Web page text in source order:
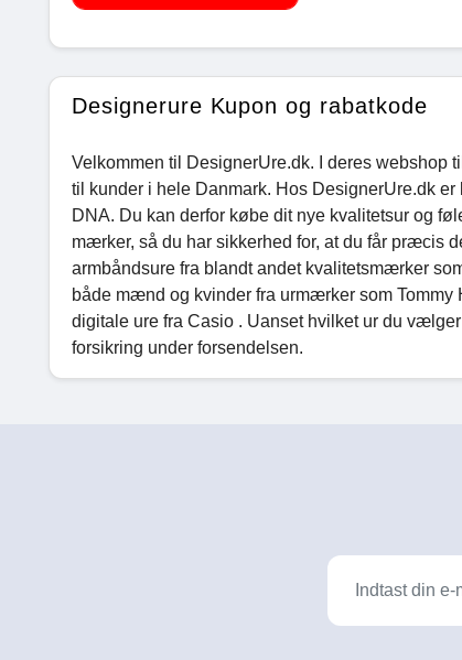
Designerure Kupon og rabatkode
Velkommen til DesignerUre.dk. I deres webshop
til kunder i hele Danmark. Hos DesignerUre.dk
DNA. Du kan derfor købe dit nye kvalitetsur og
mærker, så du har sikkerhed for, at du får præcis
armbåndsure fra blandt andet kvalitetsmærker
både mænd og kvinder fra urmærker som
digitale ure fra Casio . Uanset hvilket ur du
forsikring under forsendelsen.